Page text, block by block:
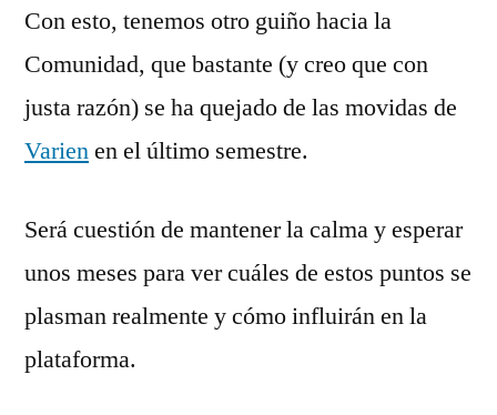
Con esto, tenemos otro guiño hacia la
Comunidad, que bastante (y creo que con
justa razón) se ha quejado de las movidas de
Varienen el último semestre.
Será cuestión de mantener la calma y esperar
unos meses para ver cuáles de estos puntos se
plasman realmente y cómo influirán en la
plataforma.